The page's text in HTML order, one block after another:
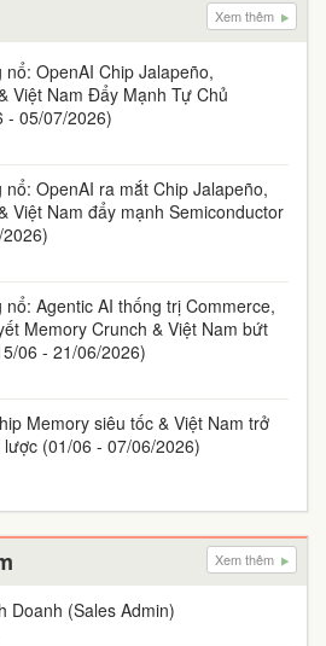
Xem thêm
OpenAI Chip Jalapeño,
Việt Nam Đẩy Mạnh Tự Chủ
- 05/07/2026)
OpenAI ra mắt Chip Jalapeño,
Việt Nam đẩy mạnh Semiconductor
Agentic AI thống trị Commerce,
Memory Crunch & Việt Nam bứt
06 - 21/06/2026)
Memory siêu tốc & Việt Nam trở
(01/06 - 07/06/2026)
Xem thêm
Doanh (Sales Admin)